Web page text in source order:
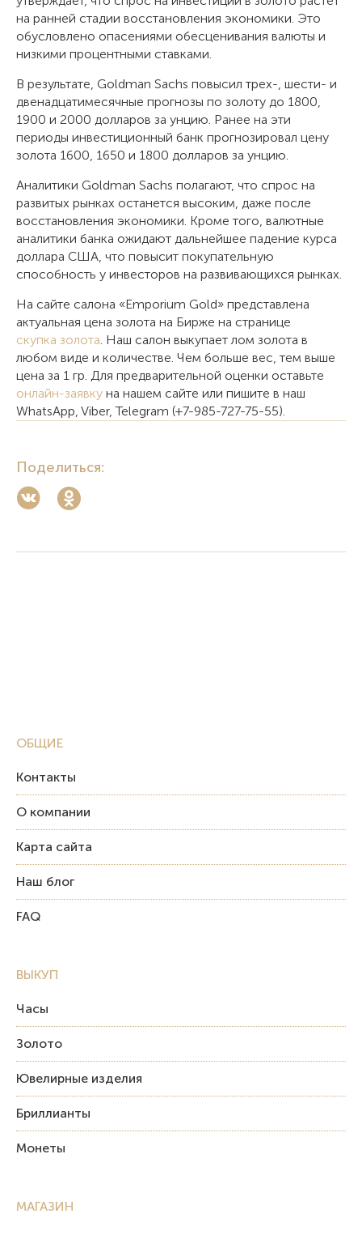
на ранней стадии восстановления экономики. Это
обусловлено опасениями обесценивания валюты и
низкими процентными ставками.
В результате, Goldman Sachs повысил трех-, шести- и
двенадцатимесячные прогнозы по золоту до 1800,
1900 и 2000 долларов за унцию. Ранее на эти
периоды инвестиционный банк прогнозировал цену
золота 1600, 1650 и 1800 долларов за унцию.
Аналитики Goldman Sachs полагают, что спрос на
развитых рынках останется высоким, даже после
восстановления экономики. Кроме того, валютные
аналитики банка ожидают дальнейшее падение курса
доллара США, что повысит покупательную
способность у инвесторов на развивающихся рынках.
На сайте салона «Emporium Gold» представлена
актуальная цена золота на Бирже на странице
скупка золота. Наш салон выкупает лом золота в
любом виде и количестве. Чем больше вес, тем выше
цена за 1 гр. Для предварительной оценки оставьте
онлайн-заявку на нашем сайте или пишите в наш
WhatsApp, Viber, Telegram (+7-985-727-75-55).
Поделиться:
ОБЩИЕ
Контакты
О компании
Карта сайта
Наш блог
FAQ
ВЫКУП
Часы
Золото
Ювелирные изделия
Бриллианты
Монеты
МАГАЗИН